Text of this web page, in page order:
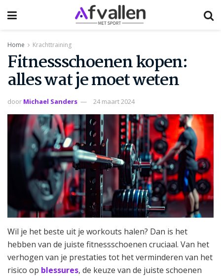
Home Krachttraining
Fitnessschoenen kopen:
alles wat je moet weten
door Michael Sanders 24 maart 2024
Wil je het beste uit je workouts halen? Dan is het
hebben van de juiste fitnessschoenen cruciaal. Van het
verhogen van je prestaties tot het verminderen van het
risico op blessures, de keuze van de juiste schoenen